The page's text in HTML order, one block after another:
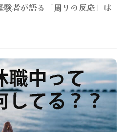
者が語る「周りの反応」は